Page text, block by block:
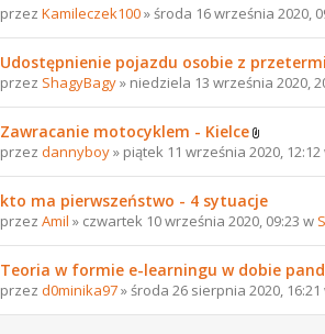
przez Kamileczek100» środa 16 września 2020,
Udostępnienie pojazdu osobie z
przez ShagyBagy» niedziela 13 września 2020,
Zawracanie motocyklem - Kielce
przez dannyboy» piątek 11 września 2020, 12:12
kto ma pierwszeństwo - 4 sytuacje
przez Amil » czwartek 10 września 2020, 09:23 w
Teoria w formie e-learningu w dobie
przez d0minika97» środa 26 sierpnia 2020, 16:21